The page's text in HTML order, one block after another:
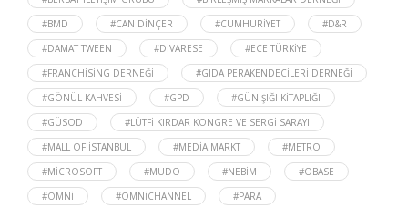
#BMD
#CAN DINÇER #CUMHURIYET
#D&R
#DAMAT TWEEN
#DIVARESE
#ECE TÜRKIYE
#FRANCHISING DERNEĞI
#GIDA PERAKENDECILERI DERNEĞI
#GÖNÜL KAHVESI
#GPD
#GÜNIŞIĞI KITAPLIĞI
#GÜSOD
#LÜTFI KIRDAR KONGRE VE SERGI SARAYI
#MALL OF İSTANBUL
#MEDIA MARKT
#METRO
#MICROSOFT
#MUDO #NEBIM
#OBASE
#OMNI
#OMNICHANNEL
#PARA